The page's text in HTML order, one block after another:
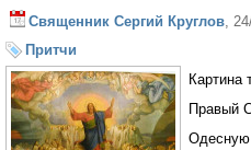
Священник Сергий Круглов ,
Притчи
Картина
Правый
Одесную